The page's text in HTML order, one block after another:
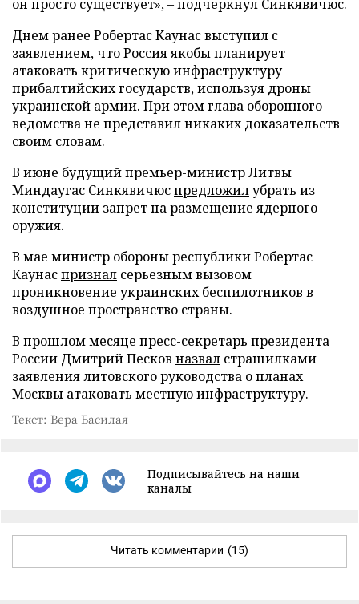
он просто существует», – подчеркнул Синкявичюс.
Днем ранее Робертас Каунас выступил с
заявлением, что Россия якобы планирует
атаковать критическую инфраструктуру
прибалтийских государств, используя дроны
украинской армии. При этом глава оборонного
ведомства не представил никаких доказательств
своим словам.
В июне будущий премьер-министр Литвы
Миндаугас Синкявичюспредложилубрать из
конституции запрет на размещение ядерного
оружия.
В мае министр обороны республики Робертас
Каунаспризнал серьезным вызовом
проникновение украинских беспилотников в
воздушное пространство страны.
В прошлом месяце пресс-секретарь президента
России Дмитрий Песков назвал страшилками
заявления литовского руководства о планах
Москвы атаковать местную инфраструктуру.
Текст: Вера Басилая
Подписывайтесь на наши
каналы
Читать комментарии (15)